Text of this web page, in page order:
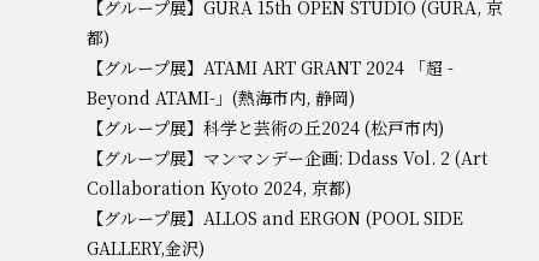
【グループ展】GURA 15th OPEN STUDIO (GURA, 京
都)
【グループ展】ATAMI ART GRANT 2024 「超 -
Beyond ATAMI-」(熱海市内, 静岡)
【グループ展】科学と芸術の丘2024 (松戸市内)
【グループ展】マンマンデー企画: Ddass Vol. 2 (Art
Collaboration Kyoto 2024, 京都)
【グループ展】ALLOS and ERGON (POOL SIDE
GALLERY,金沢)